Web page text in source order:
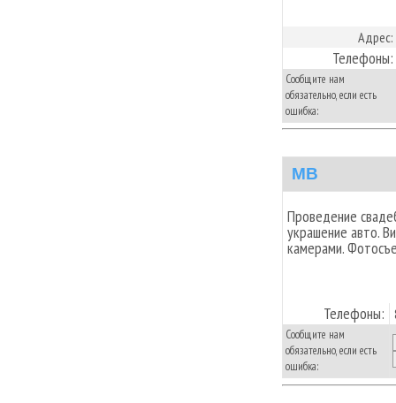
Адрес:
Телефоны:
Сообщите нам
обязательно, если есть
ошибка:
MB
Проведение
украшение авто.
камерами.
Телефоны:
Сообщите нам
обязательно, если есть
ошибка: